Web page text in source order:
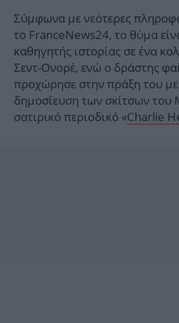
Σύμφωνα με νεότερες
το FranceNews24, το θύμα
καθηγητής ιστορίας σε ένα
Σεντ-Ονορέ, ενώ ο δράστης
προχώρησε στην πράξη του
δημοσίευση των σκίτσων
σατιρικό περιοδικό «Charlie